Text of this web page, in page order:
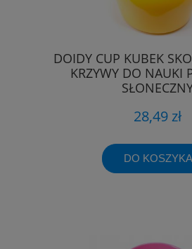
DOIDY CUP KUBEK
KRZYWY DO NAUKI
28,49 zł
DO KOSZYKA